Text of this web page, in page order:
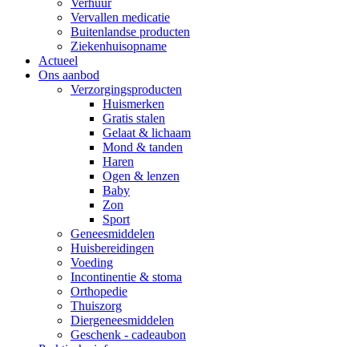
Verhuur
Vervallen medicatie
Buitenlandse producten
Ziekenhuisopname
Actueel
Ons aanbod
Verzorgingsproducten
Huismerken
Gratis stalen
Gelaat & lichaam
Mond & tanden
Haren
Ogen & lenzen
Baby
Zon
Sport
Geneesmiddelen
Huisbereidingen
Voeding
Incontinentie & stoma
Orthopedie
Thuiszorg
Diergeneesmiddelen
Geschenk - cadeaubon